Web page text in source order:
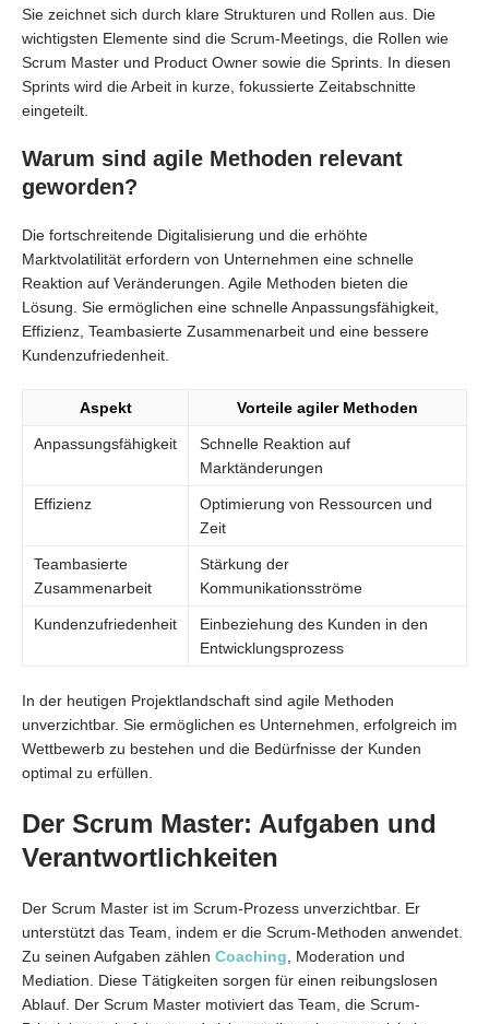
Sie zeichnet sich durch klare Strukturen und Rollen aus. Die
wichtigsten Elemente sind die Scrum-Meetings, die Rollen wie
Scrum Master und Product Owner sowie die Sprints. In diesen
Sprints wird die Arbeit in kurze, fokussierte Zeitabschnitte
eingeteilt.
Warum sind agile Methoden relevant
geworden?
Die fortschreitende Digitalisierung und die erhöhte
Marktvolatilität erfordern von Unternehmen eine schnelle
Reaktion auf Veränderungen. Agile Methoden bieten die
Lösung. Sie ermöglichen eine schnelle Anpassungsfähigkeit,
Effizienz, Teambasierte Zusammenarbeit und eine bessere
Kundenzufriedenheit.
Aspekt Vorteile agiler Methoden
Anpassungsfähigkeit
Schnelle Reaktion auf
Marktänderungen
Effizienz
Optimierung von Ressourcen und
Zeit
Teambasierte
Zusammenarbeit
Stärkung der
Kommunikationsströme
Kundenzufriedenheit
Einbeziehung des Kunden in den
Entwicklungsprozess
In der heutigen Projektlandschaft sind agile Methoden
unverzichtbar. Sie ermöglichen es Unternehmen, erfolgreich im
Wettbewerb zu bestehen und die Bedürfnisse der Kunden
optimal zu erfüllen.
Der Scrum Master: Aufgaben und
Verantwortlichkeiten
Der Scrum Master ist im Scrum-Prozess unverzichtbar. Er
unterstützt das Team, indem er die Scrum-Methoden anwendet.
Zu seinen Aufgaben zählen Coaching , Moderation und
Mediation. Diese Tätigkeiten sorgen für einen reibungslosen
Ablauf. Der Scrum Master motiviert das Team, die Scrum-